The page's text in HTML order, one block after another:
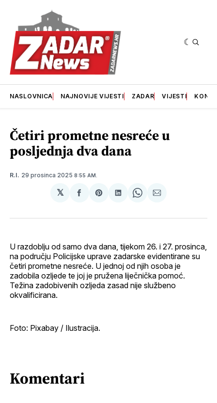
NASLOVNICA NAJNOVIJE VIJESTI ZADAR VIJESTI
Četiri prometne nesreće u
posljednja dva dana
R.I. 29 prosinca 2025 8:55 AM.
𝕏
podijeliSharepodijeliSharepodijeli
U razdoblju od samo dva dana, tijekom 26. i 27. prosinca,
na području Policijske uprave zadarske evidentirane su
četiri prometne nesreće. U jednoj od njih osoba je
zadobila ozljede te joj je pružena liječnička pomoć.
Težina zadobivenih ozljeda zasad nije službeno
okvalificirana.
Foto: Pixabay / Ilustracija.
Komentari